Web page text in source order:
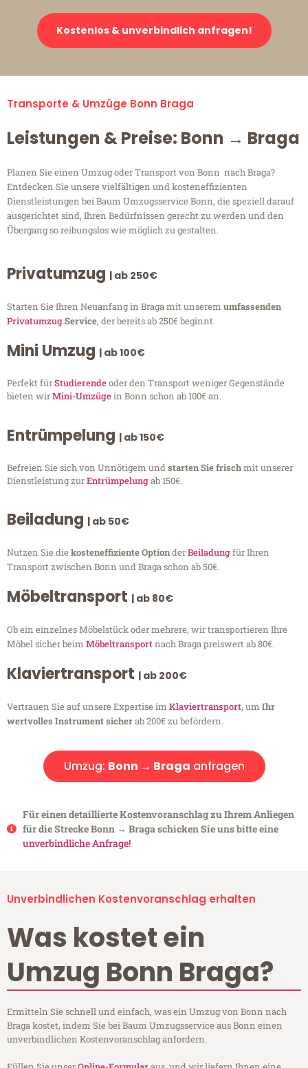
Kostenlos & unverbindlich anfragen!
Transporte & Umzüge Bonn Braga
Leistungen & Preise: Bonn → Braga
Planen Sie einen Umzug oder Transport von Bonn nach Braga?
Entdecken Sie unsere vielfältigen und kosteneffizienten
Dienstleistungen bei Baum Umzugsservice Bonn, die speziell darauf
ausgerichtet sind, Ihren Bedürfnissen gerecht zu werden und den
Übergang so reibungslos wie möglich zu gestalten.
Privatumzug | ab 250€
Starten Sie Ihren Neuanfang in Braga mit unserem umfassenden
PrivatumzugService, der bereits ab 250€ beginnt.
Mini Umzug | ab 100€
Perfekt fürStudierendeoder den Transport weniger Gegenstände
bieten wirMini-Umzügein Bonn schon ab 100€ an.
Entrümpelung | ab 150€
Befreien Sie sich von Unnötigem undstarten Sie frischmit unserer
Dienstleistung zurEntrümpelungab 150€.
Beiladung | ab 50€
Nutzen Sie diekosteneffiziente OptionderBeiladungfür Ihren
Transport zwischen Bonn und Braga schon ab 50€.
Möbeltransport | ab 80€
Ob ein einzelnes Möbelstück oder mehrere, wir transportieren Ihre
Möbel sicher beim Möbeltransportnach Braga preiswert ab 80€.
Klaviertransport | ab 200€
Vertrauen Sie auf unsere Expertise im Klaviertransport, um Ihr
wertvolles Instrument sicherab 200€ zu befördern.
Umzug: Bonn → Braga anfragen
Für einen detaillierte Kostenvoranschlag zu Ihrem Anliegen
für die Strecke Bonn → Braga schicken Sie uns bitte eine
unverbindliche Anfrage!
Unverbindlichen Kostenvoranschlag erhalten
Was kostet ein
Umzug Bonn Braga?
Ermitteln Sie schnell und einfach, was ein Umzug von Bonn nach
Braga kostet, indem Sie bei Baum Umzugsservice aus Bonn einen
unverbindlichen Kostenvoranschlag anfordern.